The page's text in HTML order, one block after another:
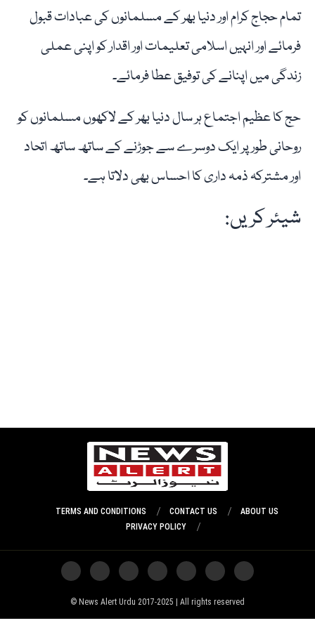
تمام حجاج کرام اور دنیا بھر کے مسلمانوں کی عبادات قبول
فرمائے اور انہیں اسلامی تعلیمات اور اقدار کو اپنی عملی
زندگی میں اپنانے کی توفیق عطا فرمائے۔
حج کا عظیم اجتماع ہر سال دنیا بھر کے لاکھوں مسلمانوں کو
روحانی طور پر ایک دوسرے سے جوڑنے کے ساتھ ساتھ اتحاد
اور مشترکہ ذمہ داری کا احساس بھی دلاتا ہے۔
شیئر کریں:
ABOUT US
CONTACT US
TERMS AND CONDITIONS
PRIVACY POLICY
News Alert Urdu 2017-2025 | All rights reserved ©